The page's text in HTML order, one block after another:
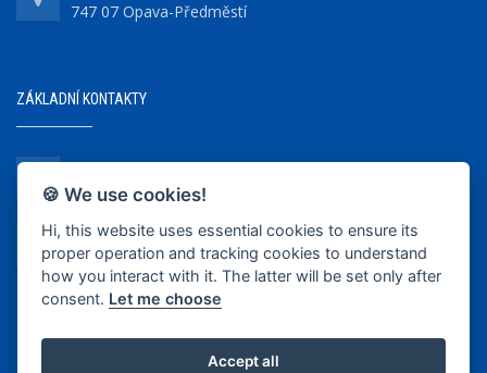
747 07 Opava-Předměstí
ZÁKLADNÍ KONTAKTY
+420 737 218 679
info@bkopava.cz
www.bkopava.cz
🍪 We use cookies!
Hi, this website uses essential cookies to ensure its
proper operation and tracking cookies to understand
how you interact with it. The latter will be set only after
consent. Let me choose
Accept all